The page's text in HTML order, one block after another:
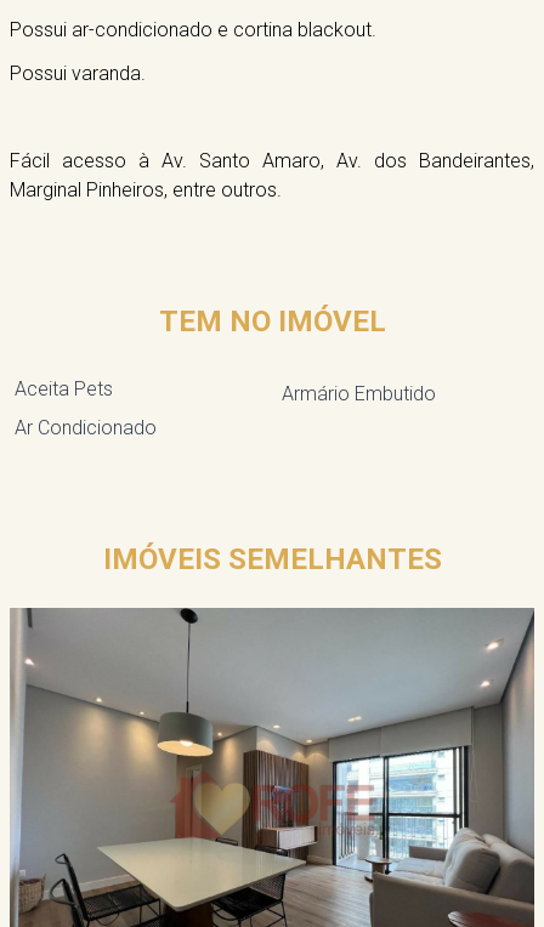
Possui ar-condicionado e cortina blackout.
Possui varanda.
Fácil acesso à Av. Santo Amaro, Av. dos Bandeirantes,
Marginal Pinheiros, entre outros.
TEM NO IMÓVEL
Aceita Pets
Ar Condicionado
Armário Embutido
IMÓVEIS SEMELHANTES